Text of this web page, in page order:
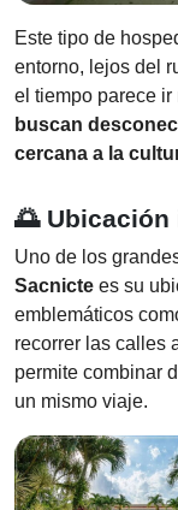
Este tipo de
entorno, lejos del
el tiempo parece ir
buscan
cercana a la
🌅 Ubicación
Uno de los
Sacnicte es su
emblemáticos
recorrer las calles
permite combinar
un mismo viaje.